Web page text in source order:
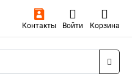
Контакты Войти Корзина